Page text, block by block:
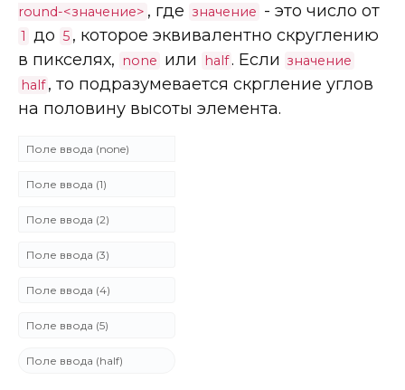
round-<значение> , где значение - это число от
1 до 5 , которое эквивалентно скруглению
в пикселях,
none или half. Если значение
half , то подразумевается скргление углов
на половину высоты элемента.